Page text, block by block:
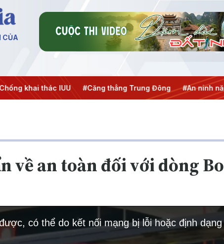
CỦA
thác IUU #Căng thẳng Trung Đông #An ninh năng
về an toàn đối với dòng
có thể do kết nối mạng bị lỗi hoặc định